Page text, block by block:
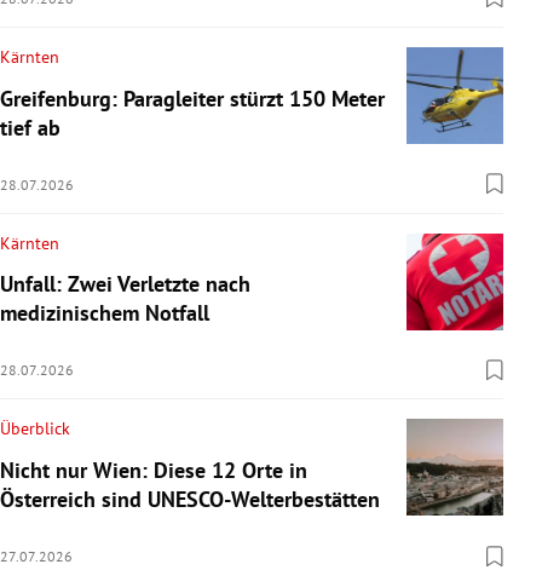
Kärnten
Greifenburg: Paragleiter stürzt 150 Meter
tief ab
28.07.2026
Kärnten
Unfall: Zwei Verletzte nach
medizinischem Notfall
28.07.2026
Überblick
Nicht nur Wien: Diese 12 Orte in
Österreich sind UNESCO-Welterbestätten
27.07.2026